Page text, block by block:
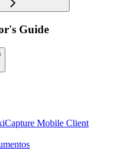
Guide
Mobile Client